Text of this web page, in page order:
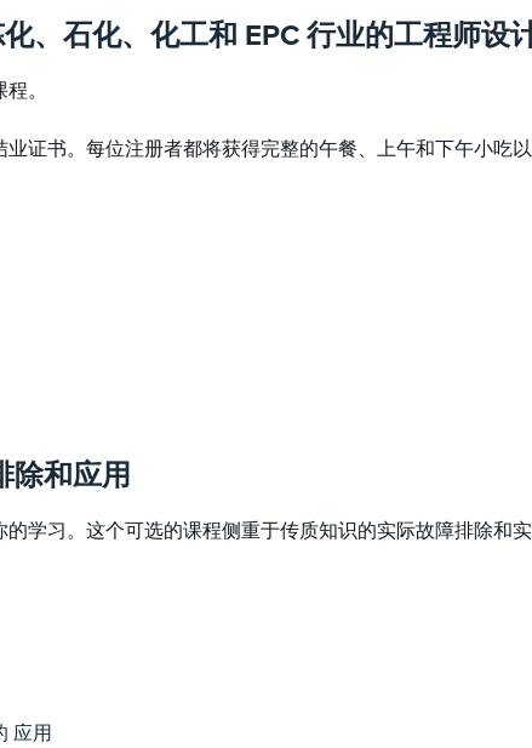
、石化、化工和 EPC 行业的工程师设
。
证书。每位注册者都将获得完整的午餐、上午和下午小吃
除和应用
学习。这个可选的课程侧重于传质知识的实际故障排除和
应用